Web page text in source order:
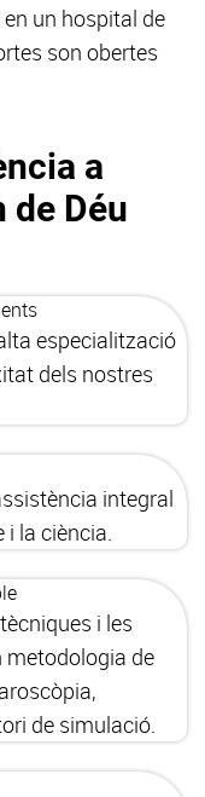
un hospital de
son obertes
a
de Déu
especialització
dels nostres
integral
la ciència.
i les
metodologia de
de simulació.